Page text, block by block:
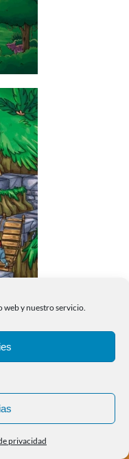
y nuestro servicio.
privacidadthe love